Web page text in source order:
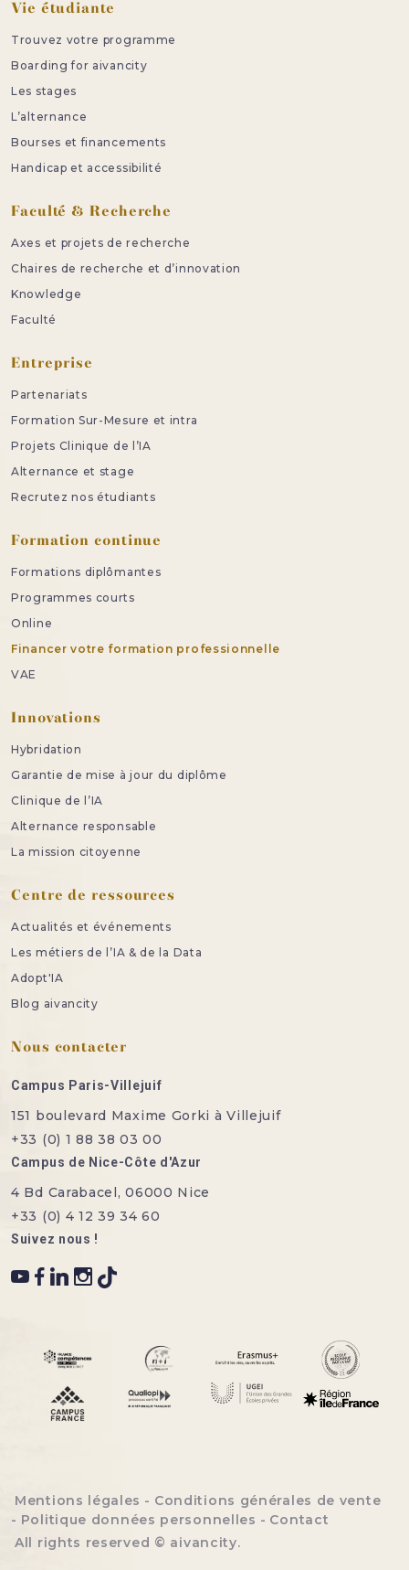
Vie étudiante
Trouvez votre programme
Boarding for aivancity
Les stages
L’alternance
Bourses et financements
Handicap et accessibilité
Faculté & Recherche
Axes et projets de recherche
Chaires de recherche et d’innovation
Knowledge
Faculté
Entreprise
Partenariats
Formation Sur-Mesure et intra
Projets Clinique de l’IA
Alternance et stage
Recrutez nos étudiants
Formation continue
Formations diplômantes
Programmes courts
Online
Financer votre formation professionnelle
VAE
Innovations
Hybridation
Garantie de mise à jour du diplôme
Clinique de l’IA
Alternance responsable
La mission citoyenne
Centre de ressources
Actualités et événements
Les métiers de l’IA & de la Data
Adopt'IA
Blog aivancity
Nous contacter
Campus Paris-Villejuif
151 boulevard Maxime Gorki à Villejuif
+33 (0) 1 88 38 03 00
Campus de Nice-Côte d'Azur
4 Bd Carabacel, 06000 Nice
+33 (0) 4 12 39 34 60
Suivez nous !
Menu bottom footer
Mentions légales
Conditions générales de vente
Politique données personnelles
Contact
All rights reserved © aivancity.